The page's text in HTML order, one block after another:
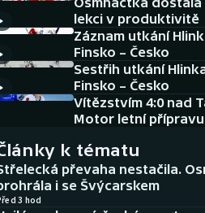
Historické návraty
Aplikace ČT sport
AZ kvíz
lekci v produktivitě
Záznam utkání
Finsko – Česko
Sestřih utkání
Finsko – Česko
Vítězstvím 4:0 nad
Motor letní přípravu
k tématu
převaha nestačila.
i se Švýcarskem
3 hod